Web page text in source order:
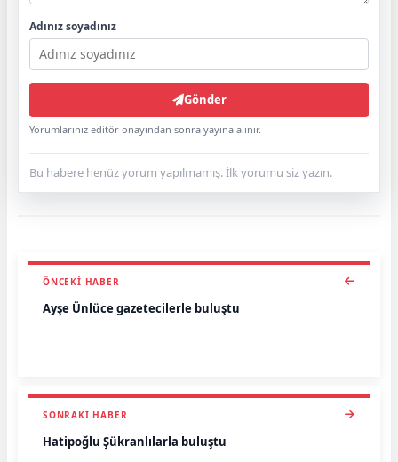
Adınız soyadınız
Gönder
Yorumlarınız editör onayından sonra yayına alınır.
Bu habere henüz yorum yapılmamış. İlk yorumu siz yazın.
ÖNCEKI HABER
Ayşe Ünlüce gazetecilerle buluştu
SONRAKI HABER
Hatipoğlu Şükranlılarla buluştu